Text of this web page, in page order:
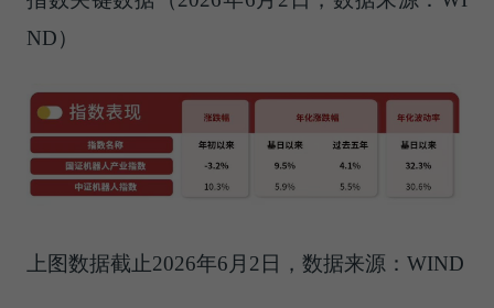
ND）
上图数据截止2026年6月2日，数据来源：WIND